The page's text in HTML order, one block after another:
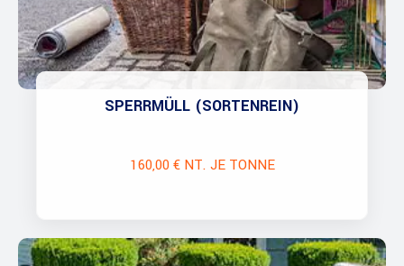
SPERRMÜLL (SORTENREIN)
160,00 € NT. JE TONNE